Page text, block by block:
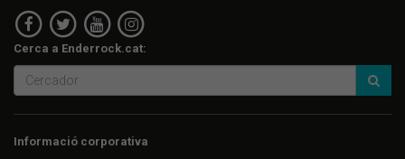
Cerca a Enderrock.cat:
Informació corporativa